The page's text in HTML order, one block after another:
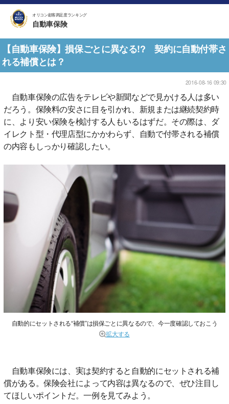
オリコン顧客満足度ランキング
自動車保険
【自動車保険】損保ごとに異なる!? 契約に自動付帯さ
れる補償とは？
2016-08-16 09:30
自動車保険の広告をテレビや新聞などで見かける人は多い
だろう。保険料の安さに目を引かれ、新規または継続契約時
に、より安い保険を検討する人もいるはずだ。その際は、ダ
イレクト型・代理店型にかかわらず、自動で付帯される補償
の内容もしっかり確認したい。
自動的にセットされる“補償”は損保ごとに異なるので、今一度確認しておこう
拡大する
自動車保険には、実は契約すると自動的にセットされる補
償がある。保険会社によって内容は異なるので、ぜひ注目し
てほしいポイントだ。一例を見てみよう。